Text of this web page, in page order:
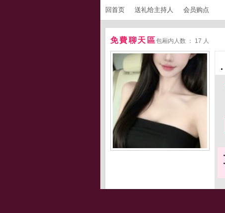
回首页 送礼给主持人 会员购点
免費聊天區包厢内人数 ： 17 人